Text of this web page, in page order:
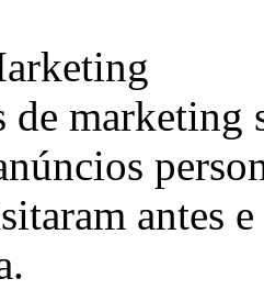
de marketing
antes